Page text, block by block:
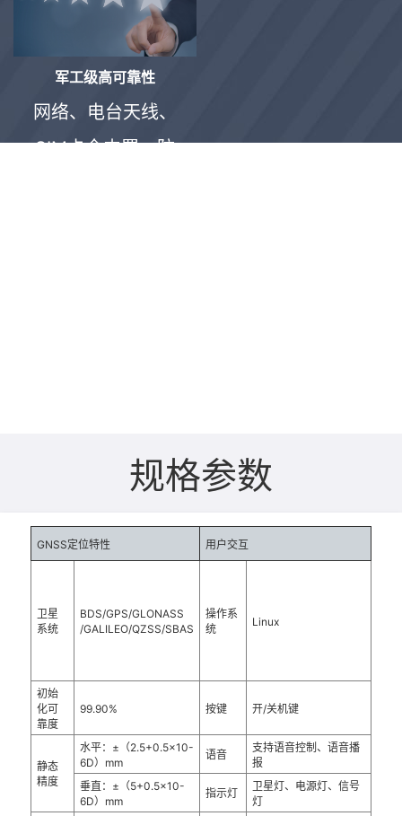
军工级高可靠性
网络、电台天线、
SIM卡全内置，防
规格参数
GNSS定位特性 用户交互
卫星
系统
BDS/GPS/GLONASS
/GALILEO/QZSS/SBAS
操作系
统
Linux
初始
化可
靠度
99.90% 按键 开/关机键
静态
精度
水平：±（2.5+0.5×10-
6D）mm
语音
支持语音控制、语音播
报
垂直：±（5+0.5×10-
6D）mm
指示灯
卫星灯、电源灯、信号
灯